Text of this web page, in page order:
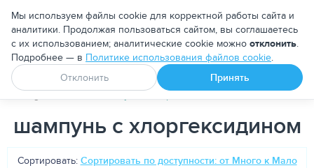
Москва
Апоквел Ветмедин От блох и клещей
PetDog Теги шампунь с хлоргексидином
шампунь с хлоргексидином
Сортировать: Сортировать по доступности: от Много к Мало
Мы используем файлы cookie для корректной работы сайта и
аналитики. Продолжая пользоваться сайтом, вы соглашаетесь
с их использованием; аналитические cookie можно отклонить.
Подробнее — в Политике использования файлов cookie.
Отклонить
Принять